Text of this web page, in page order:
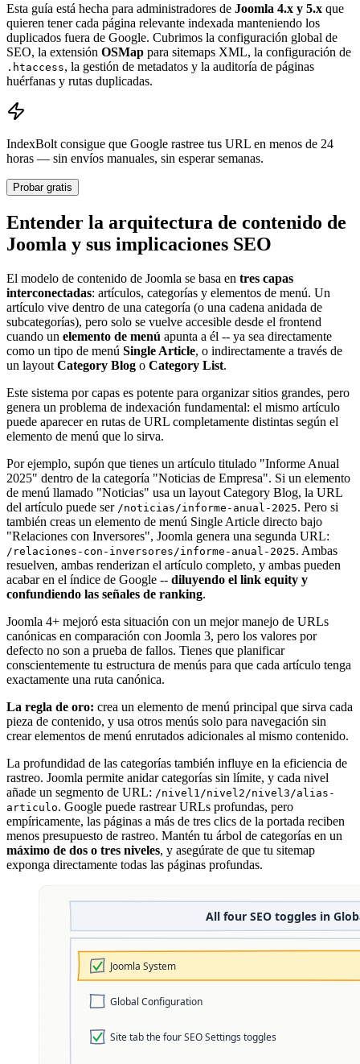
Esta guía está hecha para administradores de Joomla 4.x y 5.x que
quieren tener cada página relevante indexada manteniendo los
duplicados fuera de Google. Cubrimos la configuración global de
SEO, la extensión OSMap para sitemaps XML, la configuración de
.htaccess, la gestión de metadatos y la auditoría de páginas
huérfanas y rutas duplicadas.
IndexBolt consigue que Google rastree tus URL en menos de 24
horas — sin envíos manuales, sin esperar semanas.
Probar gratis
Entender la arquitectura de contenido de
Joomla y sus implicaciones SEO
El modelo de contenido de Joomla se basa en tres capas
interconectadas: artículos, categorías y elementos de menú. Un
artículo vive dentro de una categoría (o una cadena anidada de
subcategorías), pero solo se vuelve accesible desde el frontend
cuando un elemento de menú apunta a él -- ya sea directamente
como un tipo de menú Single Article, o indirectamente a través de
un layout Category Blog o Category List.
Este sistema por capas es potente para organizar sitios grandes, pero
genera un problema de indexación fundamental: el mismo artículo
puede aparecer en rutas de URL completamente distintas según el
elemento de menú que lo sirva.
Por ejemplo, supón que tienes un artículo titulado "Informe Anual
2025" dentro de la categoría "Noticias de Empresa". Si un elemento
de menú llamado "Noticias" usa un layout Category Blog, la URL
del artículo puede ser /noticias/informe-anual-2025. Pero si
también creas un elemento de menú Single Article directo bajo
"Relaciones con Inversores", Joomla genera una segunda URL:
/relaciones-con-inversores/informe-anual-2025. Ambas
resuelven, ambas renderizan el artículo completo, y ambas pueden
acabar en el índice de Google -- diluyendo el link equity y
confundiendo las señales de ranking.
Joomla 4+ mejoró esta situación con un mejor manejo de URLs
canónicas en comparación con Joomla 3, pero los valores por
defecto no son a prueba de fallos. Tienes que planificar
conscientemente tu estructura de menús para que cada artículo tenga
exactamente una ruta canónica.
La regla de oro: crea un elemento de menú principal que sirva cada
pieza de contenido, y usa otros menús solo para navegación sin
crear elementos de menú enrutados adicionales al mismo contenido.
La profundidad de las categorías también influye en la eficiencia de
rastreo. Joomla permite anidar categorías sin límite, y cada nivel
añade un segmento de URL: /nivel1/nivel2/nivel3/alias-
articulo. Google puede rastrear URLs profundas, pero
empíricamente, las páginas a más de tres clics de la portada reciben
menos presupuesto de rastreo. Mantén tu árbol de categorías en un
máximo de dos o tres niveles, y asegúrate de que tu sitemap
exponga directamente todas las páginas profundas.